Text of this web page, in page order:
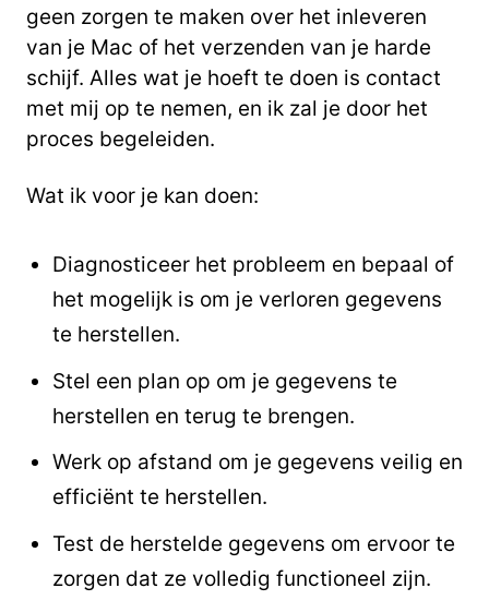
geen zorgen te maken over het inleveren
van je Mac of het verzenden van je harde
schijf. Alles wat je hoeft te doen is contact
met mij op te nemen, en ik zal je door het
proces begeleiden.
Wat ik voor je kan doen:
Diagnosticeer het probleem en bepaal of
het mogelijk is om je verloren gegevens
te herstellen.
Stel een plan op om je gegevens te
herstellen en terug te brengen.
Werk op afstand om je gegevens veilig en
efficiënt te herstellen.
Test de herstelde gegevens om ervoor te
zorgen dat ze volledig functioneel zijn.